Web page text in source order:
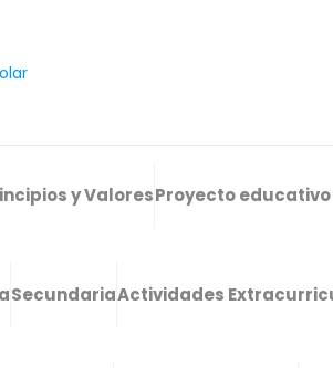
y ValoresProyecto
SecundariaActividades